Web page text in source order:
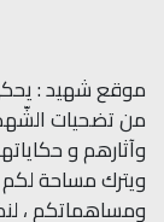
موقع شهيد :
من تضحيات
وآثارهم و
ويترك مساحة
ومساهماتكم ،